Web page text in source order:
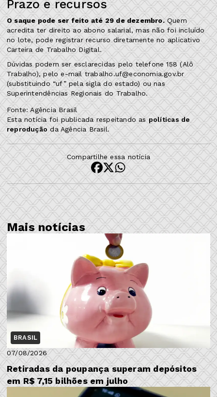
Prazo e recursos
O saque pode ser feito até 29 de dezembro.Quem
acredita ter direito ao abono salarial, mas não foi incluído
no lote, pode registrar recurso diretamente no aplicativo
Carteira de Trabalho Digital.
Dúvidas podem ser esclarecidas pelo telefone 158 (Alô
Trabalho), pelo e-mail trabalho.uf@economia.gov.br
(substituindo “uf” pela sigla do estado) ou nas
Superintendências Regionais do Trabalho.
Fonte: Agência Brasil
Esta notícia foi publicada respeitando as políticas de
reproduçãoda Agência Brasil.
Compartilhe essa notícia
Mais notícias
BRASIL
07/08/2026
Retiradas da poupança superam depósitos
em R$ 7,15 bilhões em julho